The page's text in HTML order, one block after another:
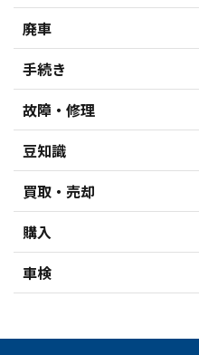
廃車
手続き
故障・修理
豆知識
買取・売却
購入
車検